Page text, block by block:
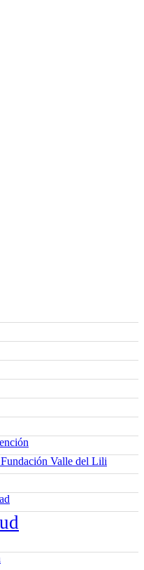
Valle del Lili